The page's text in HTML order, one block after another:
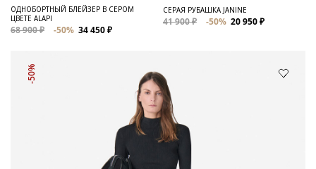
ОДНОБОРТНЫЙ БЛЕЙЗЕР В СЕРОМ
ЦВЕТЕ ALAPI
68 900 ₽ -50% 34 450 ₽
СЕРАЯ РУБАШКА JANINE
41 900 ₽ -50% 20 950 ₽
-50%